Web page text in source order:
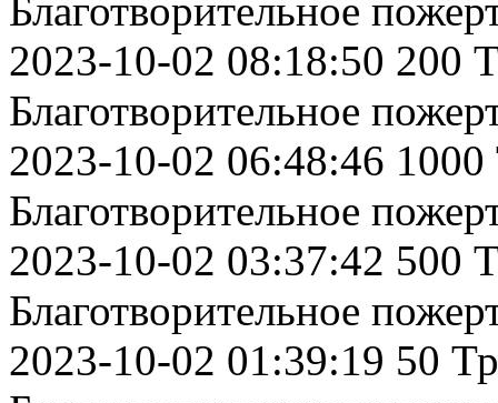
Благотворительное
2023-10-02 08:18:50 200
Благотворительное
2023-10-02 06:48:46 1000
Благотворительное
2023-10-02 03:37:42 500
Благотворительное
2023-10-02 01:39:19 50